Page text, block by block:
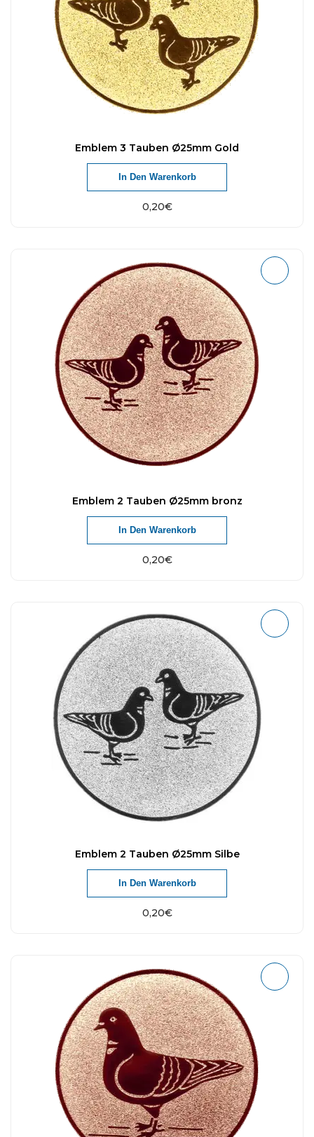
Emblem 3 Tauben Ø25mm Gold
0,20€
In Den Warenkorb
Emblem 2 Tauben Ø25mm bronz
0,20€
In Den Warenkorb
Emblem 2 Tauben Ø25mm Silbe
0,20€
In Den Warenkorb